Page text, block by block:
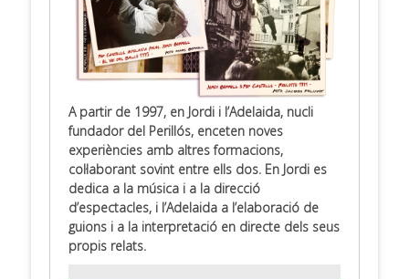
A partir de 1997, en Jordi i l’Adelaida, nucli
fundador del Perillós, enceten noves
experiències amb altres formacions,
col·laborant sovint entre ells dos. En Jordi es
dedica a la música i a la direcció
d’espectacles, i l’Adelaida a l’elaboració de
guions i a la interpretació en directe dels seus
propis relats.